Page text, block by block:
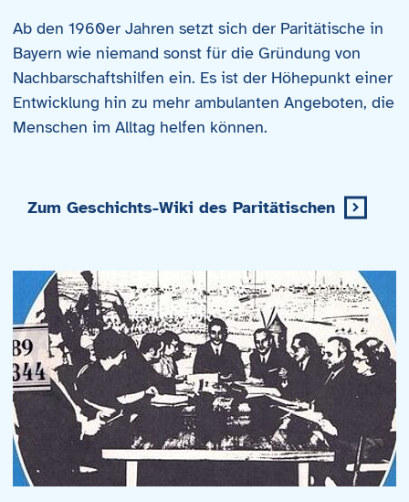
Ab den 1960er Jahren setzt sich der Paritätische in
Bayern wie niemand sonst für die Gründung von
Nachbarschaftshilfen ein. Es ist der Höhepunkt einer
Entwicklung hin zu mehr ambulanten Angeboten, die
Menschen im Alltag helfen können.
Zum Geschichts-Wiki des Paritätischen